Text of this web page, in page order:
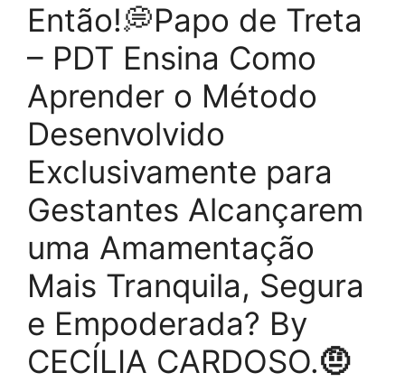
Então!💭Papo de Treta
– PDT Ensina Como
Aprender o Método
Desenvolvido
Exclusivamente para
Gestantes Alcançarem
uma Amamentação
Mais Tranquila, Segura
e Empoderada? By
CECÍLIA CARDOSO.🤨